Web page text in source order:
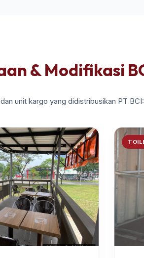
& Modifikasi
unit kargo yang didistribusikan PT BCI: